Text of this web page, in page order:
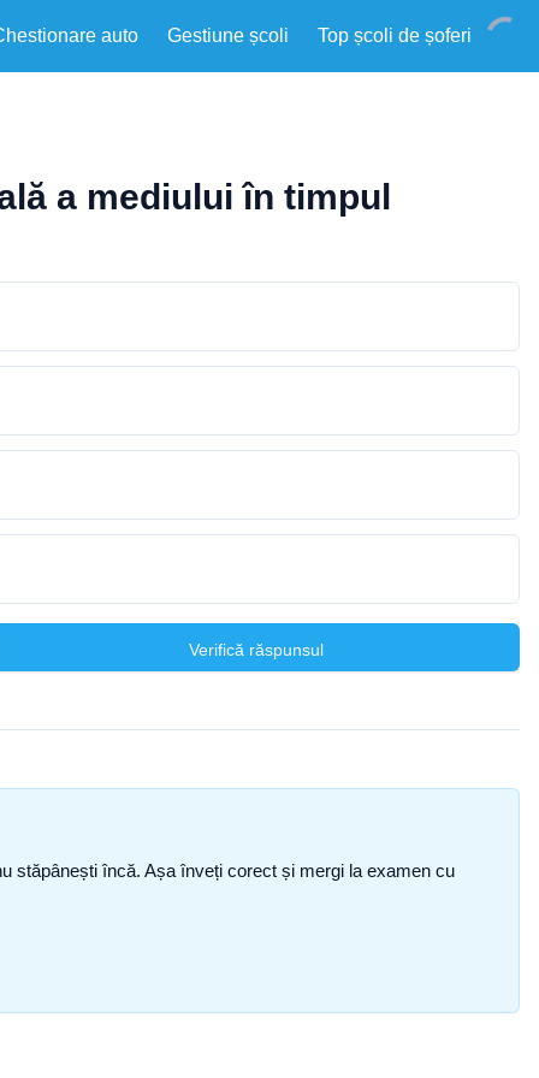
auto Gestiune școli Top școli de șoferi
a mediului în timpul
Verifică răspunsul
stăpânești încă. Așa înveți corect și mergi la examen cu